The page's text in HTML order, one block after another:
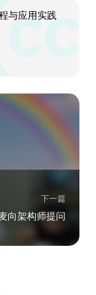
与应用实践
下一篇
向架构师提问